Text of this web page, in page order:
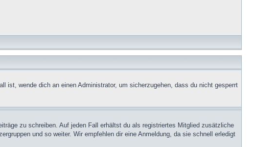
ist, wende dich an einen Administrator, um sicherzugehen, dass du nicht gesperrt
zu schreiben. Auf jeden Fall erhältst du als registriertes Mitglied zusätzliche
und so weiter. Wir empfehlen dir eine Anmeldung, da sie schnell erledigt